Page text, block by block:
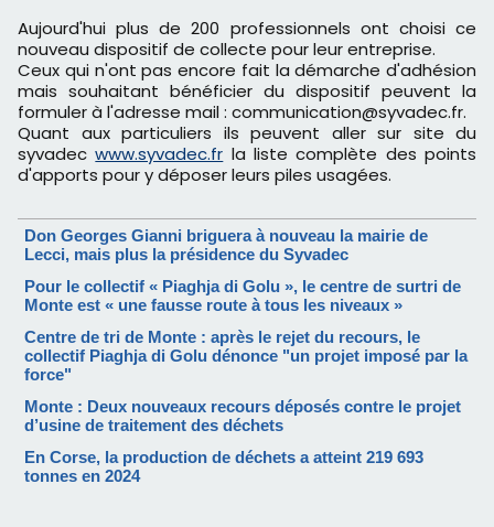
Aujourd'hui plus de 200 professionnels ont choisi ce
nouveau dispositif de collecte pour leur entreprise.
Ceux qui n'ont pas encore fait la démarche d'adhésion
mais souhaitant bénéficier du dispositif peuvent la
formuler à l'adresse mail : communication@syvadec.fr.
Quant aux particuliers ils peuvent aller sur site du
syvadecwww.syvadec.fr la liste complète des points
d'apports pour y déposer leurs piles usagées.
Don Georges Gianni briguera à nouveau la mairie de
Lecci, mais plus la présidence du Syvadec
Pour le collectif « Piaghja di Golu », le centre de surtri de
Monte est « une fausse route à tous les niveaux »
Centre de tri de Monte : après le rejet du recours, le
collectif Piaghja di Golu dénonce "un projet imposé par la
force"
Monte : Deux nouveaux recours déposés contre le projet
d’usine de traitement des déchets
En Corse, la production de déchets a atteint 219 693
tonnes en 2024